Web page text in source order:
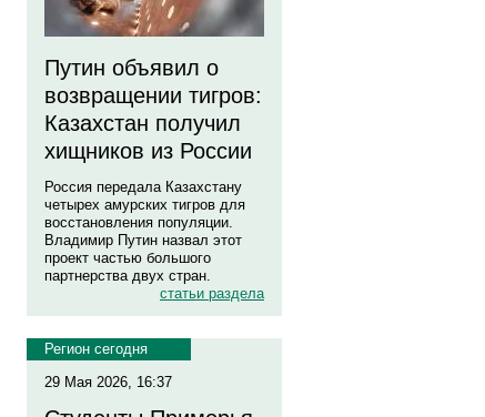
Путин объявил о
возвращении тигров:
Казахстан получил
хищников из России
Россия передала Казахстану
четырех амурских тигров для
восстановления популяции.
Владимир Путин назвал этот
проект частью большого
партнерства двух стран.
статьи раздела
Регион сегодня
29 Мая 2026, 16:37